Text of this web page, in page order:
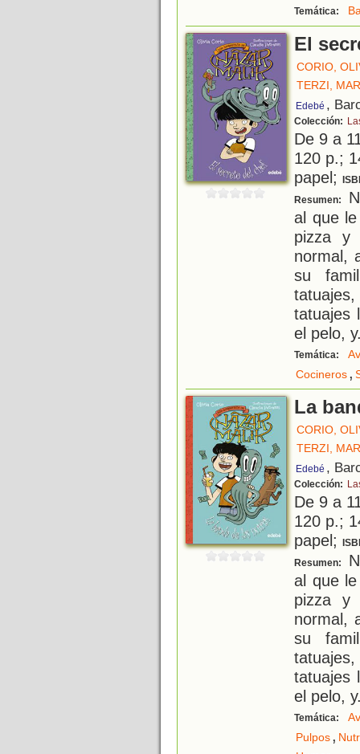
Temática:
El
CORIO,
TERZI,
Edebé ,
Colección:
De 9 a
120 p.;
papel;
Resumen:
al que
pizza y
normal,
su
tatuajes
el pelo, y
Temática:
Cocineros,
La
CORIO,
TERZI,
Edebé ,
Colección:
De 9 a
120 p.;
papel;
Resumen:
al que
pizza y
normal,
su
tatuajes
el pelo, y
Temática:
Pulpos,